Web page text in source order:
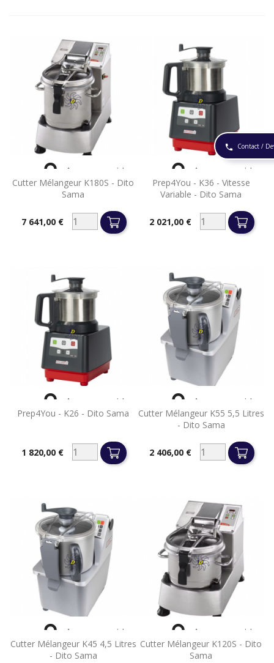
phone Contact /
Cutter Mélangeur K180S - Dito
Sama
Prix7 641,00 €
 Aperçu rapide
Prep4You - K36 - Vitesse
Variable - Dito Sama
Prix2 021,00 €
 Aperçu rapide
Prep4You - K26 - Dito Sama
Prix1 820,00 €
 Aperçu rapide
Cutter Mélangeur K55 5,5 Litres
- Dito Sama
Prix2 406,00 €
 Aperçu rapide
Cutter Mélangeur K45 4,5 Litres
- Dito Sama
 Aperçu rapide
Cutter Mélangeur K120S - Dito
Sama
 Aperçu rapide